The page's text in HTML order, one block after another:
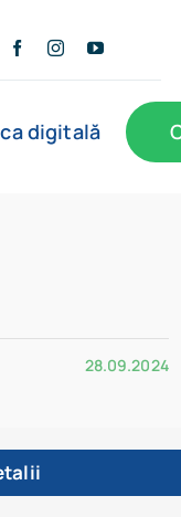
digitală
28.09.2024